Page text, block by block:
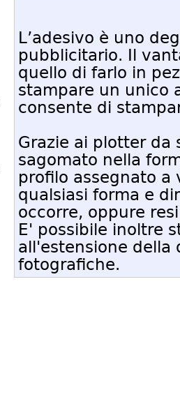
L’adesivo è uno
pubblicitario. Il
quello di farlo in
stampare un unico
consente di
Grazie ai plotter da
sagomato nella
profilo assegnato a
qualsiasi forma e
occorre, oppure
E' possibile inoltre
all'estensione della
fotografiche.